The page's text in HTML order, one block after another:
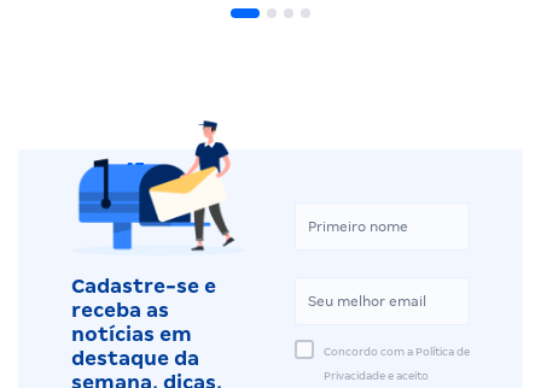
Cadastre-se e
receba as
notícias em
destaque da
semana, dicas,
Concordo com a Política de
Privacidade e aceito